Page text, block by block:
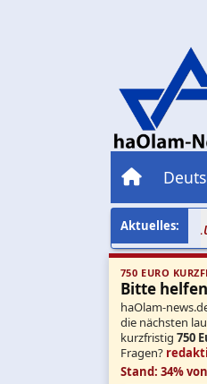
Aufrufe für die alte Lüge
750 EURO
Bitte
haOlam-
die nächsten
kurzfristig 750
Fragen?
Stand: 34%